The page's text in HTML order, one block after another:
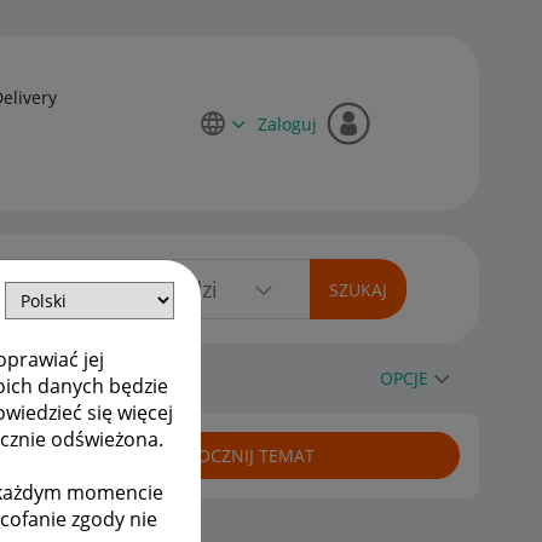
jej
danych będzie
się więcej
odświeżona.
momencie
zgody nie
Zaloguj
OPCJE
ROZPOCZNIJ TEMAT